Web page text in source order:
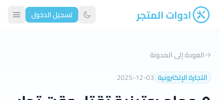
ادوات المتجر تبديل الوضع الداكن
تسجيل الدخول
العودة إلى المدونة
التجارة الإلكترونية 2025-12-03